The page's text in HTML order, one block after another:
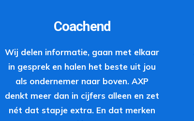
Coachend
Wij delen informatie, gaan met elkaar
in gesprek en halen het beste uit jou
als ondernemer naar boven. AXP
denkt meer dan in cijfers alleen en zet
nét dat stapje extra. En dat merken